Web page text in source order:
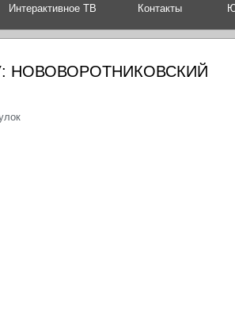
Интерактивное ТВ Контакты
НОВОВОРОТНИКОВСКИЙ